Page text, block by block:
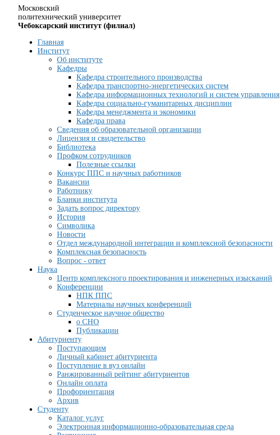
Московский
политехнический университет
Чебоксарский институт (филиал)
Главная
Институт
Об институте
Кафедры
Кафедра строительного производства
Кафедра транспортно-энергетических систем
Кафедра информационных технологий и систем управления
Кафедра социально-гуманитарных дисциплин
Кафедра менеджмента и экономики
Кафедра права
Сведения об образовательной организации
Лицензия и свидетельство
Библиотека
Профком сотрудников
Полезные ссылки
Конкурс ППС и научных работников
Вакансии
Работнику
Бланки института
Задать вопрос директору
История
Символика
Новости
Отдел международной интеграции и комплексной безопасности
Комплексная безопасность
Вопрос - ответ
Наука
Центр комплексного проектирования и инженерных изысканий
Конференции
НПК ППС
Материалы научных конференций
Студенческое научное общество
о СНО
Публикации
Абитуриенту
Поступающим
Личный кабинет абитуриента
Поступление в вуз онлайн
Ранжированный рейтинг абитуриентов
Онлайн оплата
Профориентация
Архив
Студенту
Каталог услуг
Электронная информационно-образовательная среда